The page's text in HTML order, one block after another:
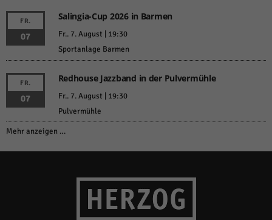
FR.
07
Salingia-Cup 2026 in Barmen
Fr.. 7. August | 19:30
Sportanlage Barmen
FR.
07
Redhouse Jazzband in der Pulvermühle
Fr.. 7. August | 19:30
Pulvermühle
Mehr anzeigen …